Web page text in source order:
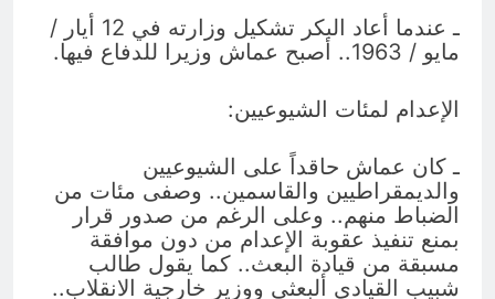
ـ عندما أعاد البكر تشكيل وزارته في 12 أيار /
مايو / 1963.. أصبح عماش وزيرا للدفاع فيها.
الإعدام لمئات الشيوعيين:
ـ كان عماش حاقداً على الشيوعيين
والديمقراطيين والقاسمين.. وصفى مئات من
الضباط منهم.. وعلى الرغم من صدور قرار
بمنع تنفيذ عقوبة الإعدام من دون موافقة
مسبقة من قيادة البعث.. كما يقول طالب
شبيب القيادي ألبعثي ووزير خارجية الانقلاب..